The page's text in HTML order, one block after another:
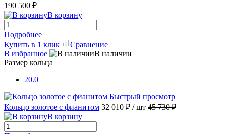
190 500 ₽
В корзину
Подробнее
Купить в 1 клик
Сравнение
В избранное
В наличии
Размер кольца
20.0
Быстрый просмотр
Кольцо золотое с фианитом 32 010 ₽ / шт 45 730 ₽
В корзину